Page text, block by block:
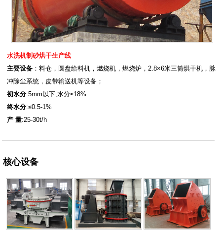
水洗机制砂烘干生产线
主要设备 ：料仓，圆盘给料机，燃烧机，燃烧炉，2.8×6米三筒烘干机，脉
冲除尘系统，皮带输送机等设备；
初水分:5mm以下,水分≤18%
终水分:≤0.5-1%
产 量:25-30t/h
核心设备